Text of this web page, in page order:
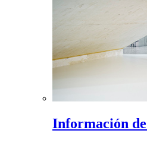
Información